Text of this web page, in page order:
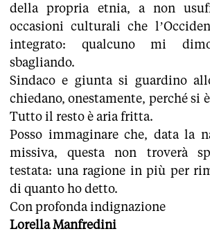
della propria etnia, a non
occasioni culturali che
integrato: qualcuno mi
sbagliando.
Sindaco e giunta si guardino
chiedano, onestamente, perché si
Tutto il resto è aria fritta.
Posso immaginare che, data la
missiva, questa non troverà
testata: una ragione in più per
di quanto ho detto.
Con profonda indignazione
Lorella Manfredini